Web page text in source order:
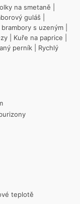
na smetaně
guláš
s uzeným
Kuře na paprice
perník
Rychlý
teplotě